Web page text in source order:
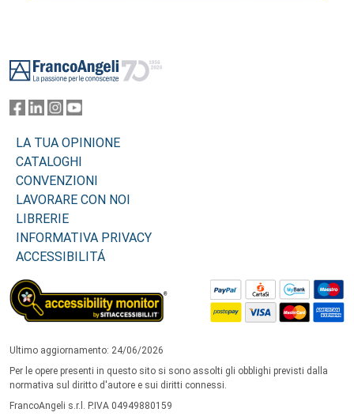
LA TUA OPINIONE
CATALOGHI
CONVENZIONI
LAVORARE CON NOI
LIBRERIE
INFORMATIVA PRIVACY
ACCESSIBILITÁ
Ultimo aggiornamento: 24/06/2026
Per le opere presenti in questo sito si sono assolti gli obblighi previsti dalla
normativa sul diritto d'autore e sui diritti connessi.
FrancoAngeli s.r.l. P.IVA 04949880159